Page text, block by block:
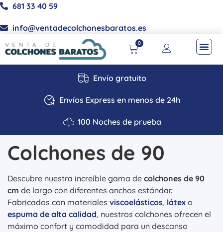
681 33 40 59
info@ventadecolchonesbaratos.es
0
Envío gratuito
Envíos Express en menos de 24h
100 Noches de prueba
Colchones de 90
Descubre nuestra increíble gama de colchones de 90
cm de largo con diferentes anchos estándar.
Fabricados con materiales viscoelásticos, látex o
espuma de alta calidad, nuestros colchones ofrecen el
máximo confort y comodidad para un descanso